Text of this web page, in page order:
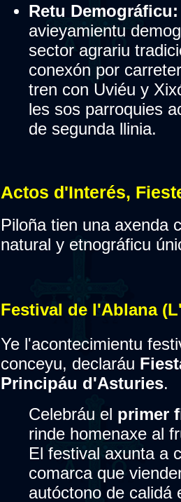
Retu Demográficu:
avieyamientu
sector agrariu
conexón por
tren con Uviéu y
les sos parroquies
de segunda llinia.
Actos d'Interés,
Piloña tien una axenda
natural y etnográficu
Festival de l'Ablana
Ye l'acontecimientu
conceyu, declaráu
Principáu d'Asturies.
Celebráu el primer
rinde homenaxe al
El festival axunta a
comarca que
autóctono de calidá